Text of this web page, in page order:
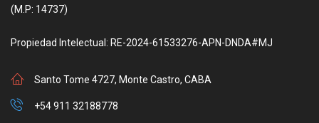
(M.P: 14737)
Propiedad Intelectual: RE-2024-61533276-APN-DNDA#MJ
Santo Tome 4727, Monte Castro, CABA
+54 911 32188778